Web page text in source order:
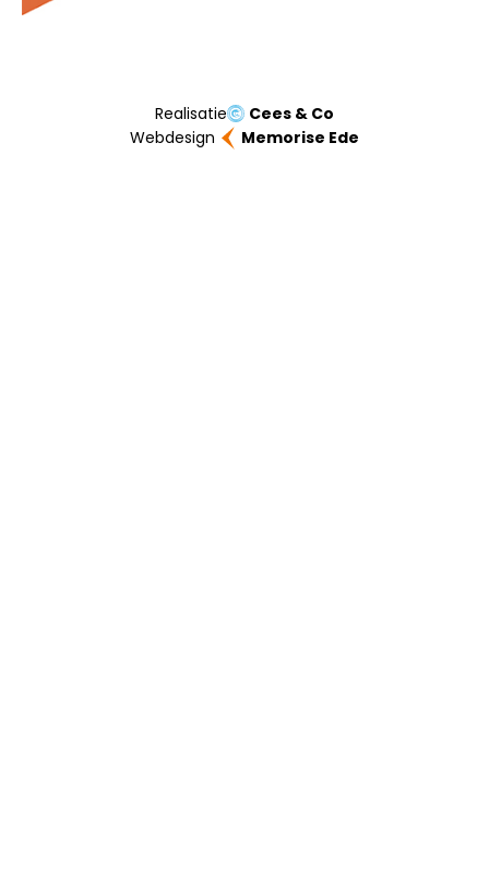
Realisatie
Cees & Co
Webdesign
Memorise Ede